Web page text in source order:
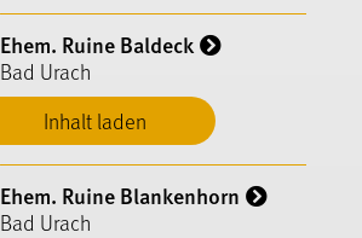
Inhalt laden
Ehem. Ruine Baldeck
Bad Urach
Ehem. Ruine Blankenhorn
Bad Urach